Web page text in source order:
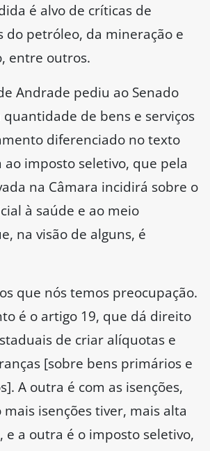
é alvo de críticas de
do petróleo, da mineração e
entre outros.
Andrade pediu ao Senado
de bens e serviços
diferenciado no texto
imposto seletivo, que pela
na Câmara incidirá sobre o
à saúde e ao meio
na visão de alguns, é
que nós temos preocupação.
é o artigo 19, que dá direito
de criar alíquotas e
[sobre bens primários e
A outra é com as isenções,
isenções tiver, mais alta
e a outra é o imposto seletivo,